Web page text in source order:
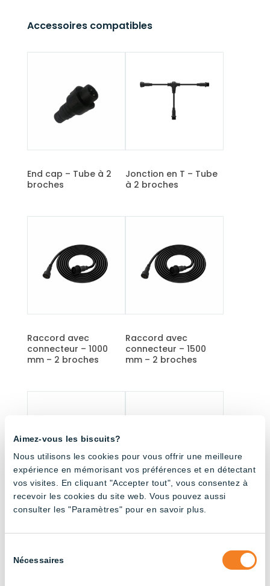
Aimez-vous les biscuits?
Nous utilisons les cookies pour vous offrir une meilleure
expérience en mémorisant vos préférences et en détectant
vos visites. En cliquant "Accepter tout", vous consentez à
recevoir les cookies du site web. Vous pouvez aussi
consulter les "Paramètres" pour en savoir plus.
duNécessaires
Accessoires compatibles
End cap – Tube à 2
broches
Jonction en T – Tube
à 2 broches
Raccord avec
connecteur – 1000
mm – 2 broches
Raccord avec
connecteur – 1500
mm – 2 broches
Raccord avec
mm – 2 broches
Raccord avec
mm – 2 broches